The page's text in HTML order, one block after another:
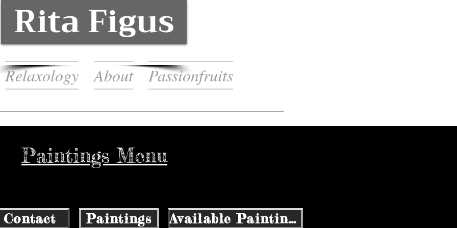
Rita Figus
Relaxology About Passionfruits
Paintings Menu
Contact Paintings Available Paintings